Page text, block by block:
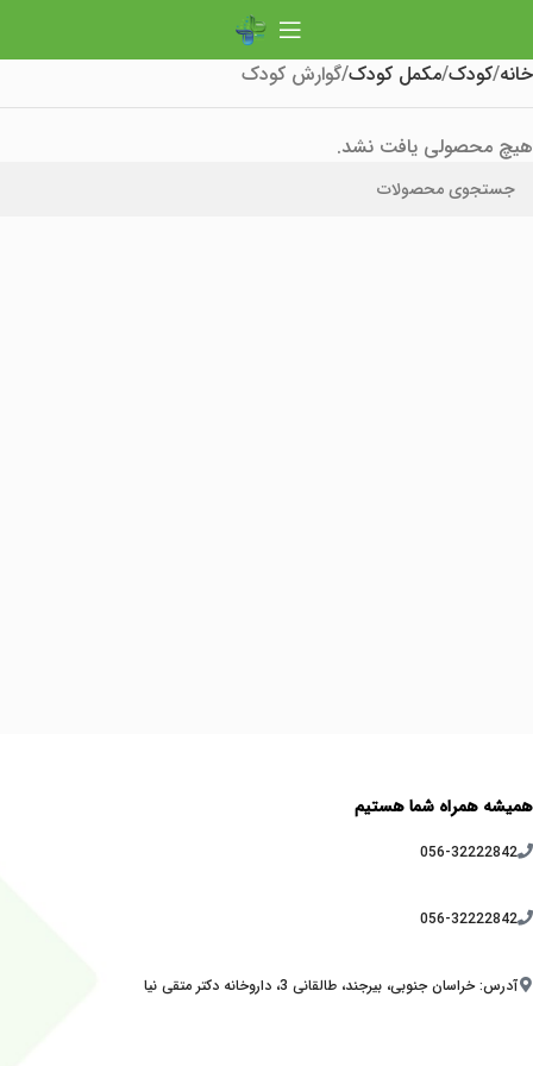
خانه کودک مکمل کودک گوارش کودک
هیچ محصولی یافت نشد.
همیشه همراه شما هستیم
056-32222842
056-32222842
آدرس: خراسان جنوبی، بیرجند، طالقانی 3، داروخانه دکتر متقی نیا